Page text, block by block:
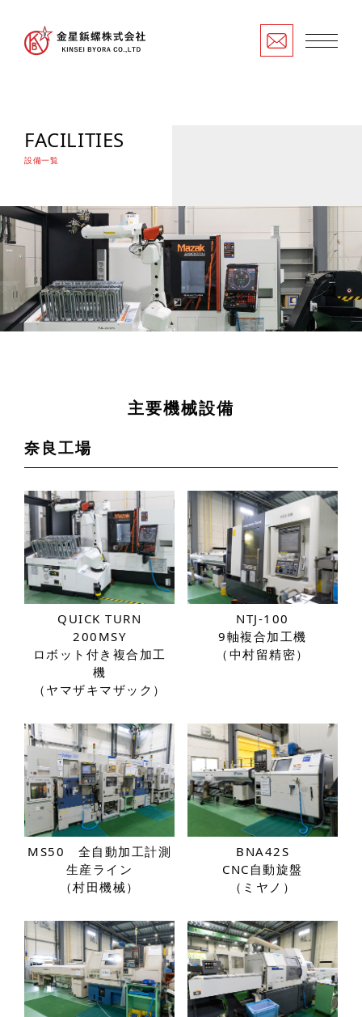
FACILITIES
設備一覧
主要機械設備
奈良工場
QUICK TURN
200MSY
ロボット付き複合加工
機
（ヤマザキマザック）
NTJ-100
9軸複合加工機
（中村留精密）
MS50 全自動加工計測
生産ライン
（村田機械）
BNA42S
CNC自動旋盤
（ミヤノ）